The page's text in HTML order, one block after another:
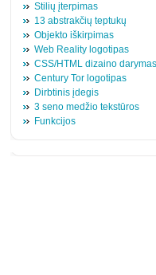
Stilių įterpimas
13 abstrakčių teptukų
Objekto iškirpimas
Web Reality logotipas
CSS/HTML dizaino darymas
Century Tor logotipas
Dirbtinis įdegis
3 seno medžio tekstūros
Funkcijos